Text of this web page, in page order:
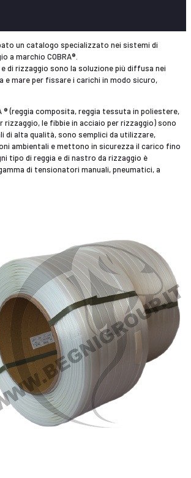
un catalogo specializzato nei sistemi di
a marchio COBRA®.
di rizzaggio sono la soluzione più diffusa nei
e mare per fissare i carichi in modo sicuro,
® (reggia composita, reggia tessuta in poliestere,
rizzaggio, le fibbie in acciaio per rizzaggio) sono
di alta qualità, sono semplici da utilizzare,
ambientali e mettono in sicurezza il carico fino
tipo di reggia e di nastro da rizzaggio è
di tensionatori manuali, pneumatici, a